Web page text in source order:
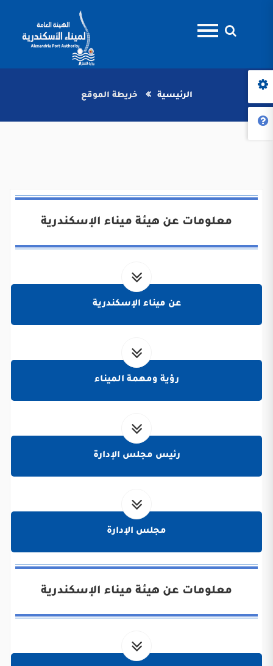
الرئيسية خريطة الموقع
معلومات عن هيئة ميناء الإسكندرية
عن ميناء الإسكندرية
رؤية ومهمة الميناء
رئيس مجلس الإدارة
مجلس الإدارة
معلومات عن هيئة ميناء الإسكندرية